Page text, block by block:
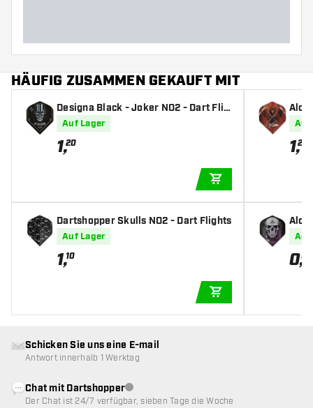
HÄUFIG ZUSAMMEN GEKAUFT MIT
Designa Black - Joker NO2 - Dart Flig
hts
Auf Lager
1,20
Dartshopper Skulls NO2 - Dart Flights
Auf Lager
1,10
ghts
Auf
1,20
Auf
0,95
Schicken Sie uns eine E-mail
Antwort innerhalb 1 Werktag
Chat mit DartshopperKundenservice nicht verfügbar
Der Chat ist 24/7 verfügbar, sieben Tage die Woche